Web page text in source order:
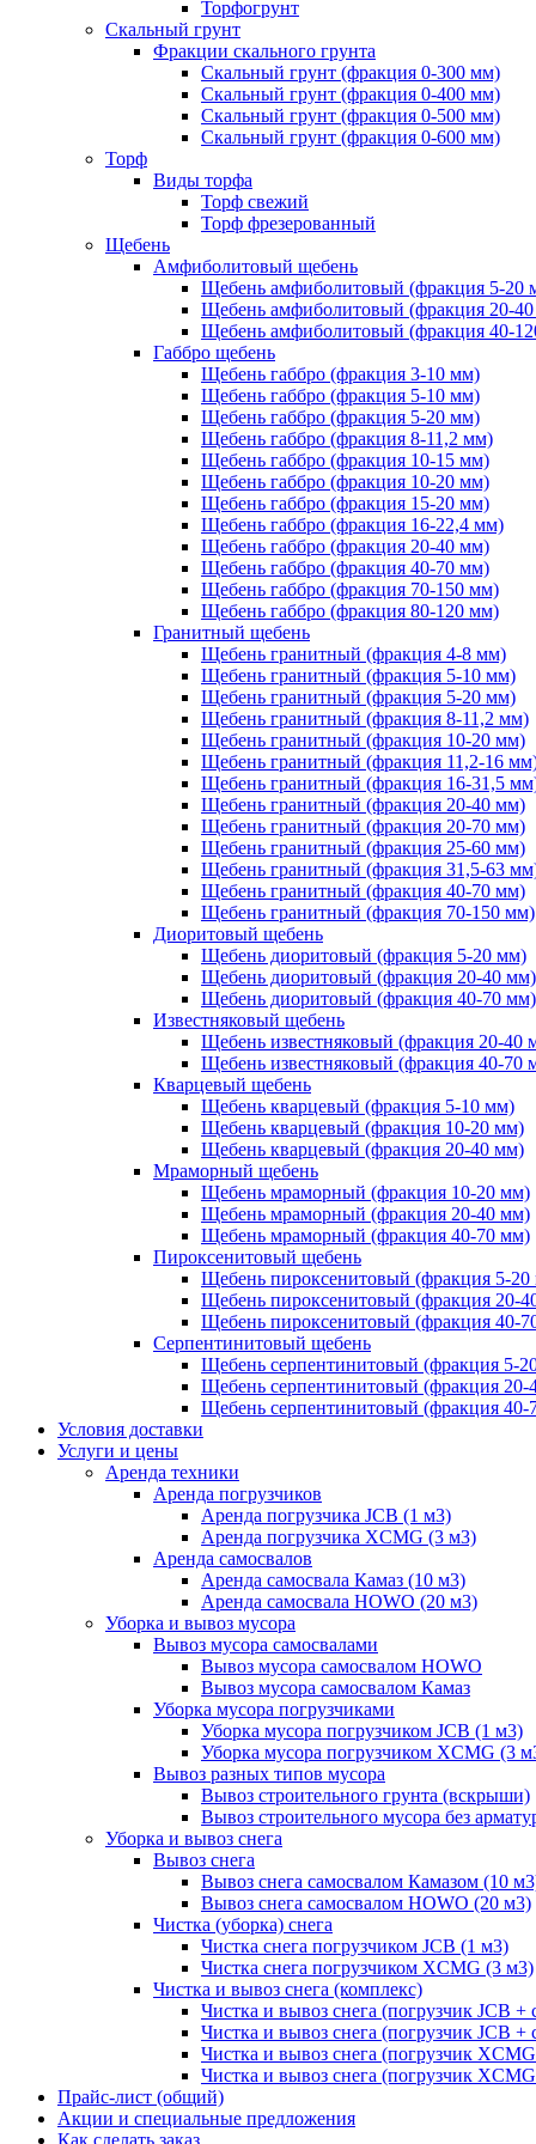
Торфогрунт
Скальный грунт
Фракции скального грунта
Скальный грунт (фракция 0-300 мм)
Скальный грунт (фракция 0-400 мм)
Скальный грунт (фракция 0-500 мм)
Скальный грунт (фракция 0-600 мм)
Торф
Виды торфа
Торф свежий
Торф фрезерованный
Щебень
Амфиболитовый щебень
Щебень амфиболитовый (фракция 5-20
Щебень амфиболитовый (фракция 20-
Щебень амфиболитовый (фракция 40-
Габбро щебень
Щебень габбро (фракция 3-10 мм)
Щебень габбро (фракция 5-10 мм)
Щебень габбро (фракция 5-20 мм)
Щебень габбро (фракция 8-11,2 мм)
Щебень габбро (фракция 10-15 мм)
Щебень габбро (фракция 10-20 мм)
Щебень габбро (фракция 15-20 мм)
Щебень габбро (фракция 16-22,4 мм)
Щебень габбро (фракция 20-40 мм)
Щебень габбро (фракция 40-70 мм)
Щебень габбро (фракция 70-150 мм)
Щебень габбро (фракция 80-120 мм)
Гранитный щебень
Щебень гранитный (фракция 4-8 мм)
Щебень гранитный (фракция 5-10 мм)
Щебень гранитный (фракция 5-20 мм)
Щебень гранитный (фракция 8-11,2 мм)
Щебень гранитный (фракция 10-20 мм)
Щебень гранитный (фракция 11,2-16
Щебень гранитный (фракция 16-31,5
Щебень гранитный (фракция 20-40 мм)
Щебень гранитный (фракция 20-70 мм)
Щебень гранитный (фракция 25-60 мм)
Щебень гранитный (фракция 31,5-63
Щебень гранитный (фракция 40-70 мм)
Щебень гранитный (фракция 70-150 мм)
Диоритовый щебень
Щебень диоритовый (фракция 5-20 мм)
Щебень диоритовый (фракция 20-40 мм)
Щебень диоритовый (фракция 40-70 мм)
Известняковый щебень
Щебень известняковый (фракция 20-40
Щебень известняковый (фракция 40-70
Кварцевый щебень
Щебень кварцевый (фракция 5-10 мм)
Щебень кварцевый (фракция 10-20 мм)
Щебень кварцевый (фракция 20-40 мм)
Мраморный щебень
Щебень мраморный (фракция 10-20 мм)
Щебень мраморный (фракция 20-40 мм)
Щебень мраморный (фракция 40-70 мм)
Пироксенитовый щебень
Щебень пироксенитовый (фракция 5-
Щебень пироксенитовый (фракция 20-
Щебень пироксенитовый (фракция 40-
Серпентинитовый щебень
Щебень серпентинитовый (фракция 5-
Щебень серпентинитовый (фракция 20-
Щебень серпентинитовый (фракция 40-
Условия доставки
Услуги и цены
Аренда техники
Аренда погрузчиков
Аренда погрузчика JCB (1 м3)
Аренда погрузчика XCMG (3 м3)
Аренда самосвалов
Аренда самосвала Камаз (10 м3)
Аренда самосвала HOWO (20 м3)
Уборка и вывоз мусора
Вывоз мусора самосвалами
Вывоз мусора самосвалом HOWO
Вывоз мусора самосвалом Камаз
Уборка мусора погрузчиками
Уборка мусора погрузчиком JCB (1 м3)
Уборка мусора погрузчиком XCMG (3
Вывоз разных типов мусора
Вывоз строительного грунта (вскрыши)
Вывоз строительного мусора без
Уборка и вывоз снега
Вывоз снега
Вывоз снега самосвалом Камазом (10
Вывоз снега самосвалом HOWO (20 м3)
Чистка (уборка) снега
Чистка снега погрузчиком JCB (1 м3)
Чистка снега погрузчиком XCMG (3 м3)
Чистка и вывоз снега (комплекс)
Чистка и вывоз снега (погрузчик JCB +
Чистка и вывоз снега (погрузчик JCB +
Чистка и вывоз снега (погрузчик
Чистка и вывоз снега (погрузчик
Прайс-лист (общий)
Акции и специальные предложения
Как сделать заказ